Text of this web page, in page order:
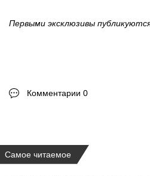
Первыми эксклюзивы
Комментарии 0
Самое читаемое